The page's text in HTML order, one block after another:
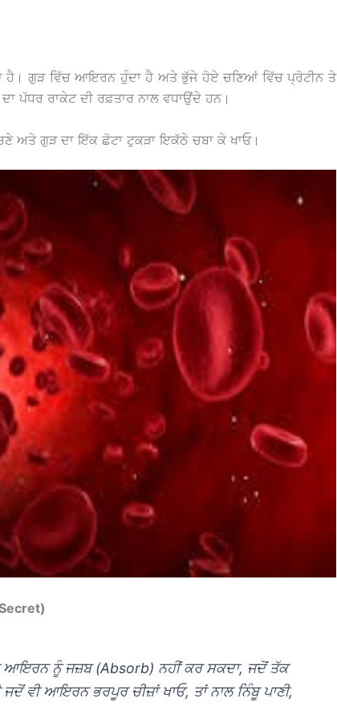
ਹੈ। ਗੁੜ ਵਿੱਚ ਆਇਰਨ ਹੁੰਦਾ ਹੈ ਅਤੇ ਭੁੱਜੇ ਹੋਏ ਚਣਿਆਂ ਵਿੱਚ ਪ੍ਰੋਟੀਨ ਤੇ
ਪੱਧਰ ਰਾਕੇਟ ਦੀ ਰਫ਼ਤਾਰ ਨਾਲ ਵਧਾਉਂਦੇ ਹਨ।
ਅਤੇ ਗੁੜ ਦਾ ਇੱਕ ਛੋਟਾ ਟੁਕੜਾ ਇਕੱਠੇ ਚਬਾ ਕੇ ਖਾਓ।
ਆਇਰਨ ਨੂੰ ਜਜ਼ਬ (Absorb) ਨਹੀਂ ਕਰ ਸਕਦਾ, ਜਦੋਂ ਤੱਕ
ਵੀ ਆਇਰਨ ਭਰਪੂਰ ਚੀਜ਼ਾਂ ਖਾਓ, ਤਾਂ ਨਾਲ ਨਿੰਬੂ ਪਾਣੀ,